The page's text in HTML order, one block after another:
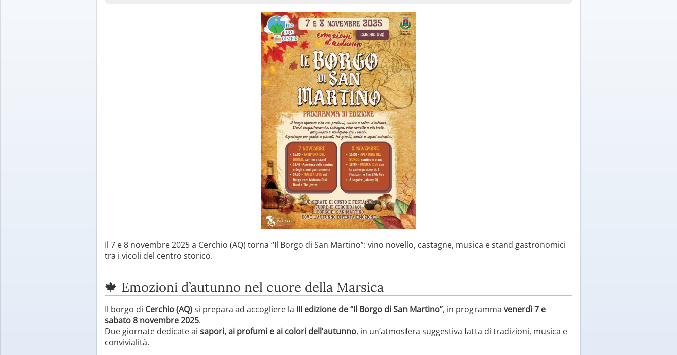
Il 7 e 8 novembre 2025 a Cerchio (AQ) torna “Il Borgo di San Martino”: vino novello, castagne, musica e stand gastronomici
tra i vicoli del centro storico.
🍁 Emozioni d’autunno nel cuore della Marsica
Il borgo di Cerchio (AQ)si prepara ad accogliere la III edizione de “Il Borgo di San Martino”, in programma venerdì 7 e
sabato 8 novembre 2025.
Due giornate dedicate ai sapori, ai profumi e ai colori dell’autunno, in un’atmosfera suggestiva fatta di tradizioni, musica e
convivialità.